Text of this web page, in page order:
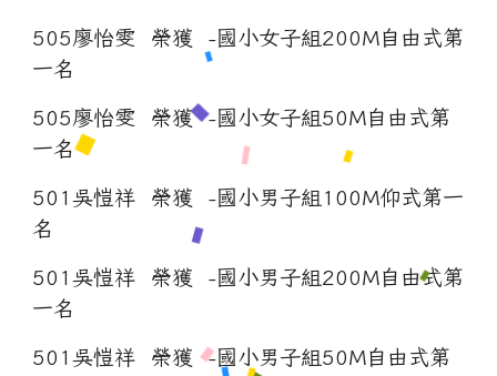
505廖怡雯 榮獲 -國小女子組200M自由式第
一名
505廖怡雯 榮獲 -國小女子組50M自由式第
一名
501吳愷祥 榮獲 -國小男子組100M仰式第一
名
501吳愷祥 榮獲 -國小男子組200M自由式第
一名
501吳愷祥 榮獲 -國小男子組50M自由式第